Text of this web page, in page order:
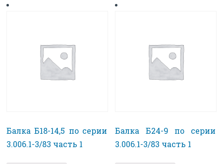
Балка Б18-14,5 по серии
3.006.1-3/83 часть 1
Балка Б24-9 по серии
3.006.1-3/83 часть 1